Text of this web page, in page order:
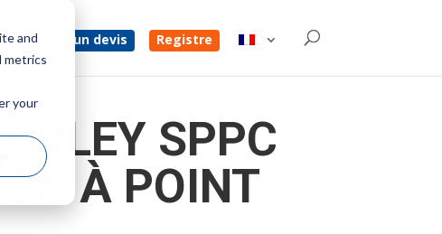
and
metrics
your
Obtenez un devis Registre
SPPC
À POINT